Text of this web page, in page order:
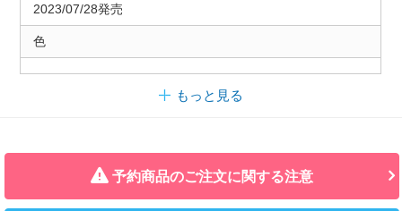
2023/07/28発売
色
もっと見る
予約商品のご注文に関する注意